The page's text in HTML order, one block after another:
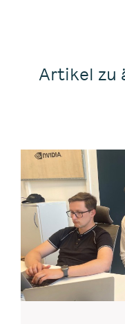
Artikel zu